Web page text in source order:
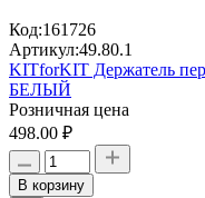
Код:161726
Артикул:49.80.1
KITforKIT Держатель
БЕЛЫЙ
Розничная цена
498.00 ₽
В корзину